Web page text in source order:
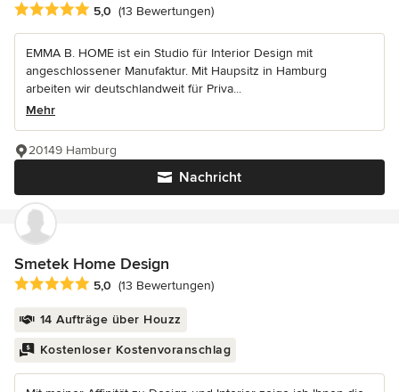
Durchschnittliche Bewertung: 5 von 5 Sternen
5,0 (13 Bewertungen)
EMMA B. HOME ist ein Studio für Interior Design mit
angeschlossener Manufaktur. Mit Haupsitz in Hamburg
arbeiten wir deutschlandweit für Priva...
Mehr
Nachricht
20149 Hamburg
Smetek Home Design
Durchschnittliche Bewertung: 5 von 5 Sternen
5,0 (13 Bewertungen)
14 Aufträge über Houzz
Kostenloser Kostenvoranschlag